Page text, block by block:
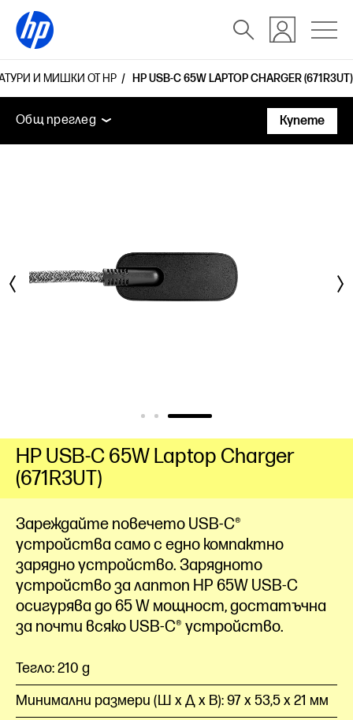
И МИШКИ ОТ HP HP USB-C 65W LAPTOP CHARGER (671R3UT)
Общ преглед Технически спецификации
Общ преглед
Купете
Зареждайте повечето USB-C®
устройства само с едно компактно
зарядно устройство. Зарядното
устройство за лаптоп HP 65W USB-C
осигурява до 65 W мощност, достатъчна
за почти всяко USB-C® устройство.
Тегло: 210 g
Минимални размери (Ш x Д x В): 97 x 53,5 x 21 мм
HP USB-C 65W Laptop Charger
(671R3UT)